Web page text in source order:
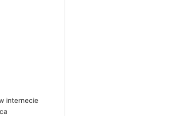
internecie